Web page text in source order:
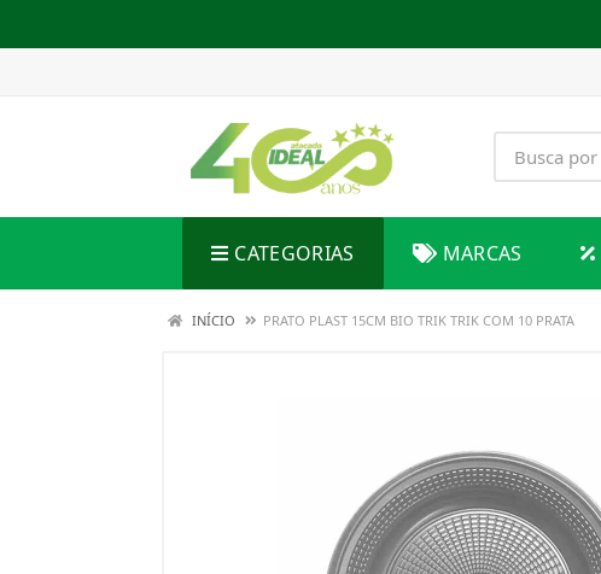
CATEGORIAS MARCAS
INÍCIO PRATO PLAST 15CM BIO TRIK TRIK COM 10 PRATA